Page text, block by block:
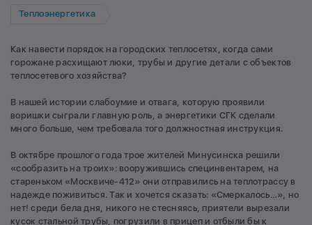
Теплоэнергетика
Как навести порядок на городских теплосетях, когда сами
горожане расхищают люки, трубы и другие детали с объектов
теплосетевого хозяйства?
В нашей истории слабоумие и отвага, которую проявили
воришки сыграли главную роль, а энергетики СГК сделали
много больше, чем требовала того должностная инструкция.
В октябре прошлого года трое жителей Минусинска решили
«сообразить на троих»: вооружившись специнвентарем, на
стареньком «Москвиче-412» они отправились на теплотрассу в
надежде поживиться. Так и хочется сказать: «Смеркалось…», но
нет! среди бела дня, никого не стесняясь, приятели вырезали
кусок стальной трубы, погрузили в прицеп и отбыли бы к